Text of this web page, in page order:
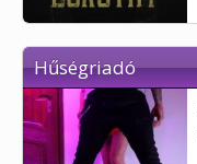
Hűségriadó